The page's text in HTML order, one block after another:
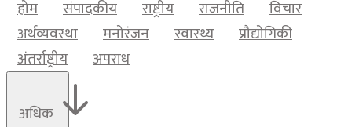
होम संपादकीय राष्ट्रीय राजनीति
विचार
अर्थव्यवस्था
मनोरंजन स्वास्थ्य
प्रौद्योगिकी
अंतर्राष्ट्रीय
अपराध
अधिक